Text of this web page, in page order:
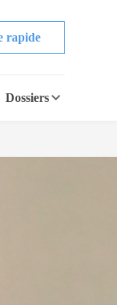
rapide
Dossiers